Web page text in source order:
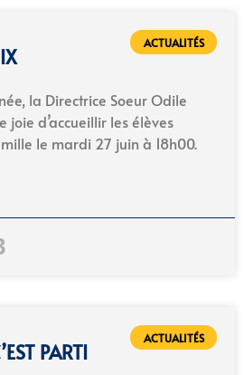
ACTUALITÉS
la Directrice Soeur Odile
joie d’accueillir les élèves
le mardi 27 juin à 18h00.
ACTUALITÉS
PARTI